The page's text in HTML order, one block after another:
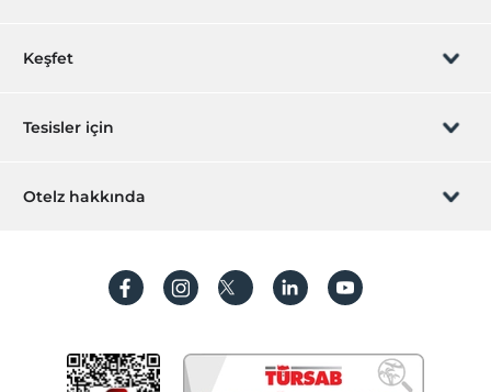
Hastaneye kolay ulaşım (15 dakika)
Şehir merkezi
Odaya servis
Jakuzi
Rezervasyon yönet
Sıkça sorulan sorular
Keşfet
Hediye Kart
Hesap oluştur
Tesisler için
Hemen tesisinizi ekleyin
Otelz hakkında
Koşullar ve şartlar